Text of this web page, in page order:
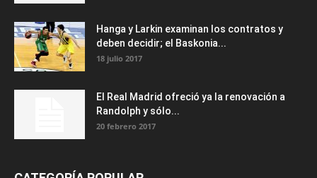
Hanga y Larkin examinan los contratos y
deben decidir; el Baskonia...
18 julio 2017
El Real Madrid ofreció ya la renovación a
Randolph y sólo...
20 febrero 2017